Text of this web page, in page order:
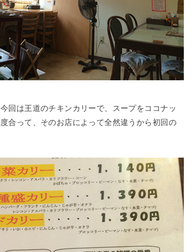
回は王道のチキンカリーで、スープをココナッ
合って、そのお店によって全然違うから初回の